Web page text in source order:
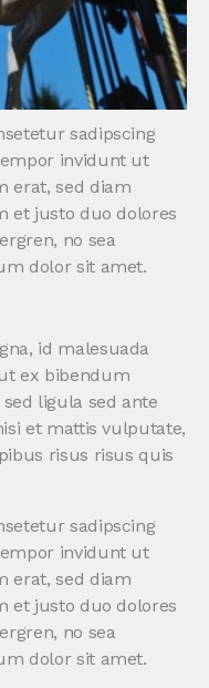
sadipscing
invidunt ut
erat, sed diam
et justo duo dolores
no sea
dolor sit amet.
id malesuada
ex bibendum
ligula sed ante
et mattis vulputate,
risus risus quis
sadipscing
invidunt ut
erat, sed diam
et justo duo dolores
no sea
dolor sit amet.